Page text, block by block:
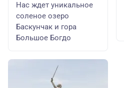
Нас ждет уникальное
соленое озеро
Баскунчак и гора
Большое Богдо